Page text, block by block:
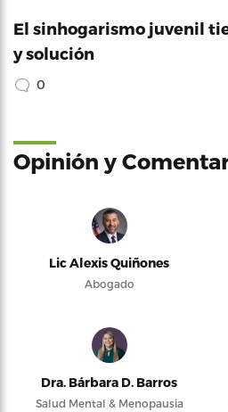
El sinhogarismo juvenil
y solución
0
Opinión y
Lic Alexis Quiñones
Abogado
Dra. Bárbara D. Barros
Salud Mental & Menopausia